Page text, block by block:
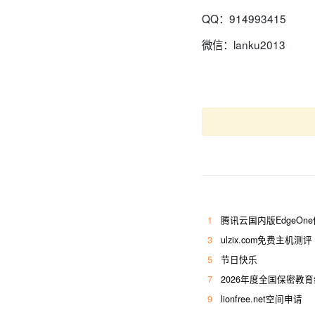
QQ：914993415
微信：lanku2013
1
腾讯云国内版
3
ulzix.com免费主机测评
5
节日快乐
7
2026年度全国保密教
9
lionfree.net空间申请